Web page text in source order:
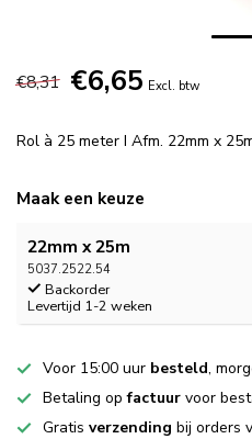
€8,31 €6,65 Excl. btw
Rol à 25 meter I Afm. 22mm x
Maak een keuze
22mm x 25m
5037.2522.54
Backorder
Levertijd 1-2 weken
Voor 15:00 uur besteld,
Betaling opfactuur voor
Gratis verzending bij orders